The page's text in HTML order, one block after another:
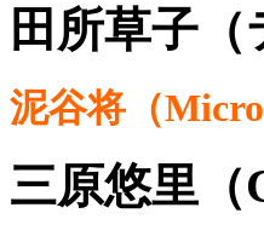
田所草子
泥谷将（Micro
三原悠里（